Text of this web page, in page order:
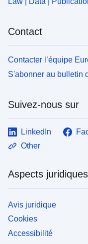
Contact
Contacter l’équipe
S'abonner au bulletin
Suivez-nous sur
LinkedIn
Other
Aspects juridiques
Avis juridique
Cookies
Accessibilité